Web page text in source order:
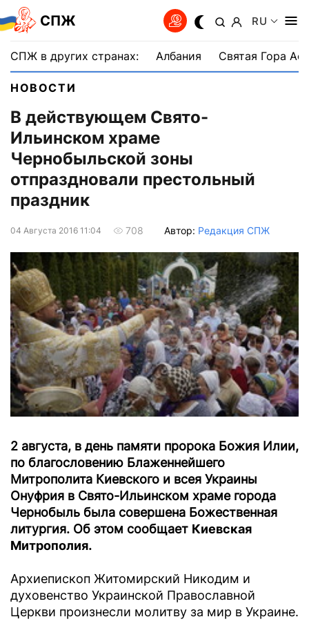
СПЖ RU
СПЖ в других странах: Албания Святая Гора
НОВОСТИ
В действующем Свято-
Ильинском храме
Чернобыльской зоны
отпраздновали престольный
праздник
04 Августа 2016 11:04 708 Автор: Редакция СПЖ
2 августа, в день памяти пророка Божия Илии,
по благословению Блаженнейшего
Митрополита Киевского и всея Украины
Онуфрия в Свято-Ильинском храме города
Чернобыль была совершена Божественная
литургия. Об этом сообщает Киевская
Митрополия.
Архиепископ Житомирский Никодим и
духовенство Украинской Православной
Церкви произнесли молитву за мир в Украине.